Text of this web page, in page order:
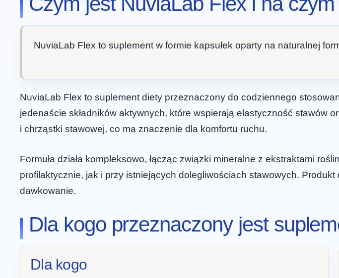
NuviaLab Flex to suplement w formie kapsułek oparty na naturalnej
NuviaLab Flex to suplement diety przeznaczony do codziennego
jedenaście składników aktywnych, które wspierają elastyczność stawów
i chrząstki stawowej, co ma znaczenie dla komfortu ruchu.
Formuła działa kompleksowo, łącząc związki mineralne z ekstraktami
profilaktycznie, jak i przy istniejących dolegliwościach stawowych. Produkt
dawkowanie.
Dla kogo przeznaczony jest
Dla kogo